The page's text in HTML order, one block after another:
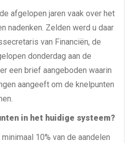
afgelopen jaren vaak over het
nadenken. Zelden werd u daar
van Financiën, de
donderdag aan de
een brief aangeboden waarin
aangeeft om de knelpunten
in het huidige systeem?
minimaal 10% van de aandelen